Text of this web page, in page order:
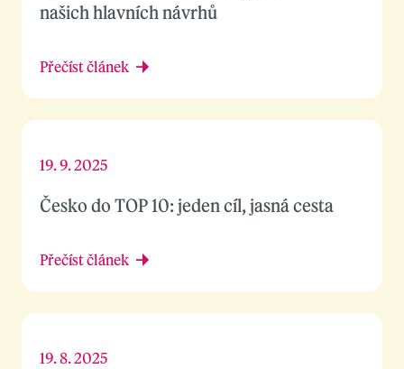
našich hlavních návrhů
Přečíst článek
Česko do TOP 10: jeden cíl, jasná cesta
19. 9. 2025
Přečíst článek
19. 8. 2025